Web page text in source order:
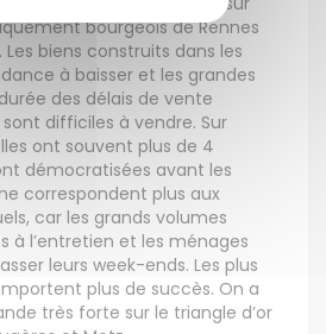
bourgeois de Rennes
biens construits dans les
à baisser et les grandes
des délais de vente
sont difficiles à vendre. Sur
ont souvent plus de 4
démocratisées avant les
correspondent plus aux
car les grands volumes
à l’entretien et les ménages
leurs week-ends. Les plus
plus de succès. On a
très forte sur le triangle d’or